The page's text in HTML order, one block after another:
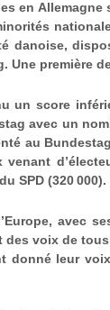
en
danoise,
Une première
un score
avec un
au
SPD (320
avec
voix de
donné leur